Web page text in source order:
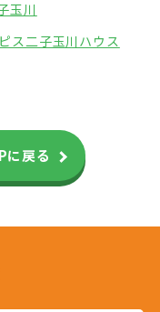
玉川
ス二子玉川ハウス
に戻る